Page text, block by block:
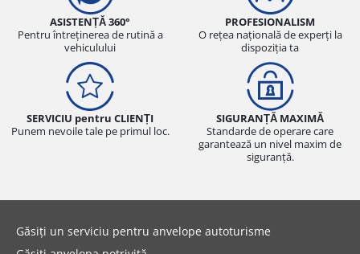
ASISTENȚĂ 360°
Pentru întreținerea de rutină a
vehiculului
PROFESIONALISM
O rețea națională de experți la
dispoziția ta
SERVICIU pentru CLIENȚI
Punem nevoile tale pe primul loc.
SIGURANȚĂ MAXIMĂ
Standarde de operare care
garantează un nivel maxim de
siguranță.
Găsiți un serviciu pentru anvelope autoturisme